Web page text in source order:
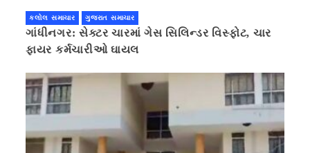
કલોલ સમાચાર ગુજરાત સમાચાર
ગાંધીનગર: સેક્ટર ચારમાં ગેસ સિલિન્ડર વિસ્ફોટ, ચાર
ફાયર કર્મચારીઓ ઘાયલ